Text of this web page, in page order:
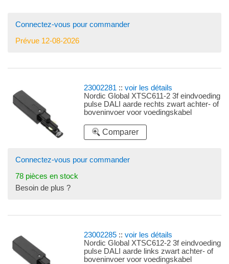
Connectez-vous pour commander
Prévue 12-08-2026
23002281 ::voir les détails
Nordic Global XTSC611-2 3f eindvoeding
pulse DALI aarde rechts zwart achter- of
boveninvoer voor voedingskabel
Comparer
Connectez-vous pour commander
78 pièces en stock
Besoin de plus ?
23002285 ::voir les détails
Nordic Global XTSC612-2 3f eindvoeding
pulse DALI aarde links zwart achter- of
boveninvoer voor voedingskabel